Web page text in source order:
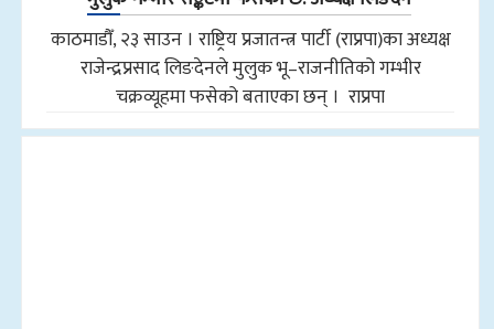
काठमाडौँ, २३ साउन । राष्ट्रिय प्रजातन्त्र पार्टी (राप्रपा)का अध्यक्ष
राजेन्द्रप्रसाद लिङदेनले मुलुक भू–राजनीतिको गम्भीर
चक्रव्यूहमा फसेको बताएका छन् । राप्रपा